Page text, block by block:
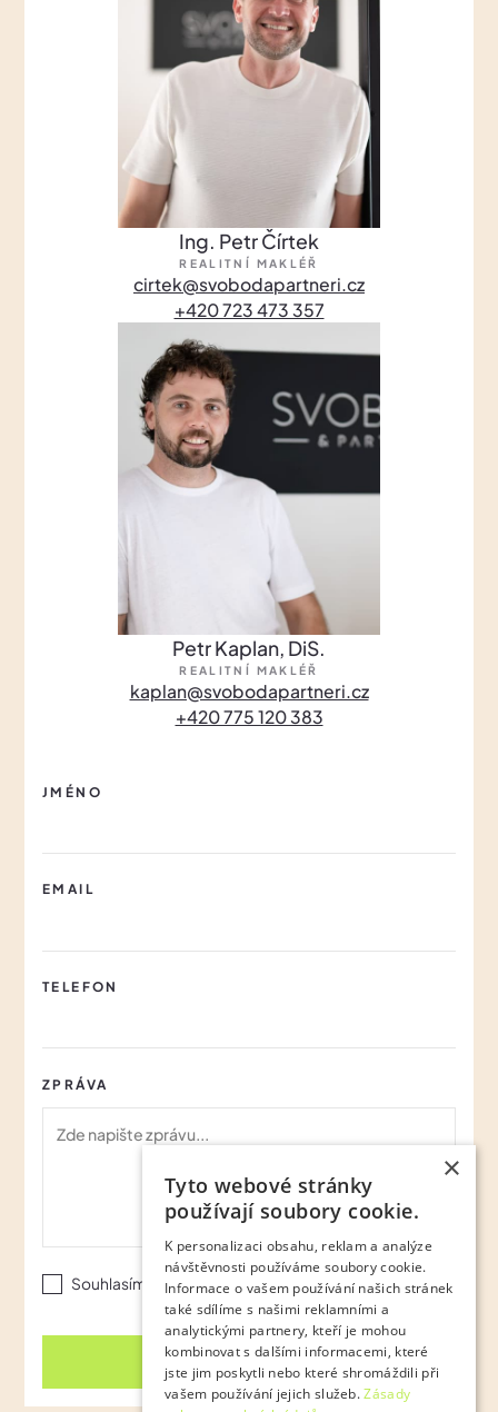
Ing. Petr Čírtek
REALITNÍ MAKLÉŘ
cirtek@svobodapartneri.cz
+420 723 473 357
Petr Kaplan, DiS.
REALITNÍ MAKLÉŘ
kaplan@svobodapartneri.cz
+420 775 120 383
JMÉNO
EMAIL
TELEFON
ZPRÁVA
Souhlasím s Podmínkami ochrany osobních údajů
×
Tyto webové stránky
používají soubory cookie.
K personalizaci obsahu, reklam a analýze
návštěvnosti používáme soubory cookie.
Informace o vašem používání našich stránek
také sdílíme s našimi reklamními a
analytickými partnery, kteří je mohou
kombinovat s dalšími informacemi, které
jste jim poskytli nebo které shromáždili při
vašem používání jejich služeb.Zásady